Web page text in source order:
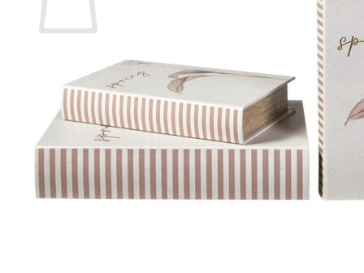
Ingen varer i kurven.
Tilbage til shoppen